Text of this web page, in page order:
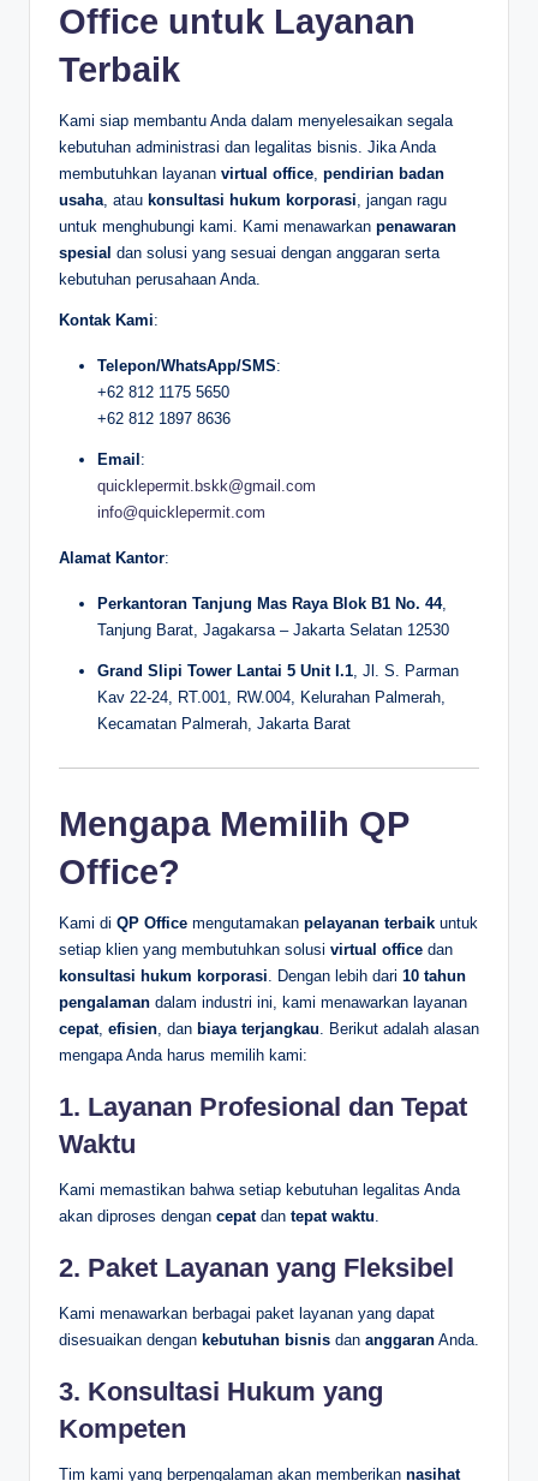
Office untuk Layanan
Terbaik
Kami siap membantu Anda dalam menyelesaikan segala
kebutuhan administrasi dan legalitas bisnis. Jika Anda
membutuhkan layanan virtual office pendirian badan
usaha , atau konsultasi hukum korporasi , jangan ragu
untuk menghubungi kami. Kami menawarkan penawaran
spesial dan solusi yang sesuai dengan anggaran serta
kebutuhan perusahaan Anda.
Kontak Kami:
Telepon/WhatsApp/SMS:
+62 812 1175 5650
+62 812 1897 8636
Email :
quicklepermit.bskk@gmail.com
info@quicklepermit.com
Alamat Kantor:
Perkantoran Tanjung Mas Raya Blok B1 No. 44,
Tanjung Barat, Jagakarsa – Jakarta Selatan 12530
Grand Slipi Tower Lantai 5 Unit I.1 , Jl. S. Parman
Kav 22-24, RT.001, RW.004, Kelurahan Palmerah,
Kecamatan Palmerah, Jakarta Barat
Mengapa Memilih QP
Office?
Kami di QP Office mengutamakan pelayanan terbaik untuk
setiap klien yang membutuhkan solusi virtual office dan
konsultasi hukum korporasi. Dengan lebih dari 10 tahun
pengalaman dalam industri ini, kami menawarkan layanan
cepat, efisien, dan biaya terjangkau. Berikut adalah alasan
mengapa Anda harus memilih kami:
1. Layanan Profesional dan Tepat
Waktu
Kami memastikan bahwa setiap kebutuhan legalitas Anda
akan diproses dengan cepatdan tepat waktu.
2. Paket Layanan yang Fleksibel
Kami menawarkan berbagai paket layanan yang dapat
disesuaikan dengan kebutuhan bisnis dan anggaran Anda.
3. Konsultasi Hukum yang
Kompeten
Tim kami yang berpengalaman akan memberikan nasihat